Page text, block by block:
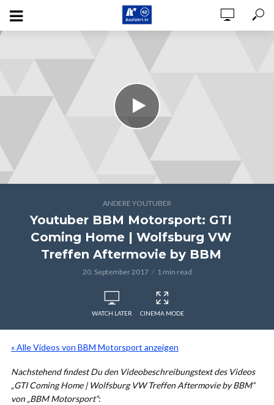
ANDERE YOUTUBER
Youtuber BBM Motorsport: GTI
Coming Home | Wolfsburg VW
Treffen Aftermovie by BBM
20. September 2017 1 min read
WATCH LATER CINEMA MODE
« Alle Videos von BBM Motorsport anzeigen
Nachstehend findest Du den Videobeschreibungstext des Videos
„GTI Coming Home | Wolfsburg VW Treffen Aftermovie by BBM“
von „BBM Motorsport“: